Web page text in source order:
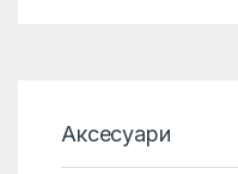
Аксесуари